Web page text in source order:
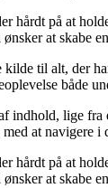
hårdt på at
at skabe
til alt, der
både
indhold, lige fra
at navigere
hårdt på at
at skabe